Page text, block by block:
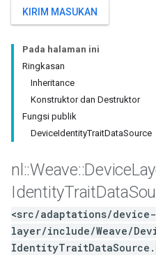
KIRIM MASUKAN
Pada halaman ini
Ringkasan
Inheritance
Konstruktor dan Destruktor
Fungsi publik
DeviceIdentityTraitDataSource
nl ::Weave::Device
IdentityTraitData
<src/adaptations/device-
layer/include/Weave/